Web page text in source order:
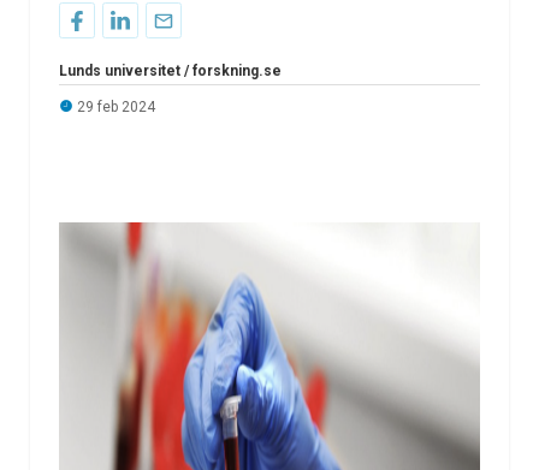
Lunds universitet / forskning.se
29 feb 2024